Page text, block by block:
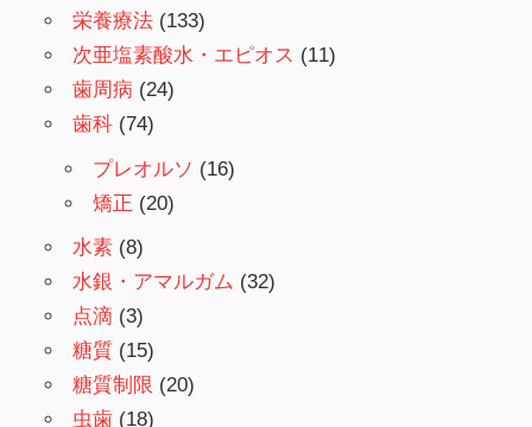
栄養療法 (133)
次亜塩素酸水・エピオス (11)
歯周病 (24)
歯科 (74)
プレオルソ (16)
矯正 (20)
水素 (8)
水銀・アマルガム (32)
点滴 (3)
糖質 (15)
糖質制限 (20)
虫歯 (18)